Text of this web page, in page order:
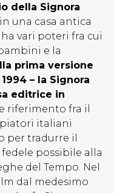
della Signora
una casa antica
vari poteri fra cui
e la
prima versione
– la Signora
editrice in
riferimento fra il
italiani
per tradurre il
possibile alla
del Tempo. Nel
dal medesimo